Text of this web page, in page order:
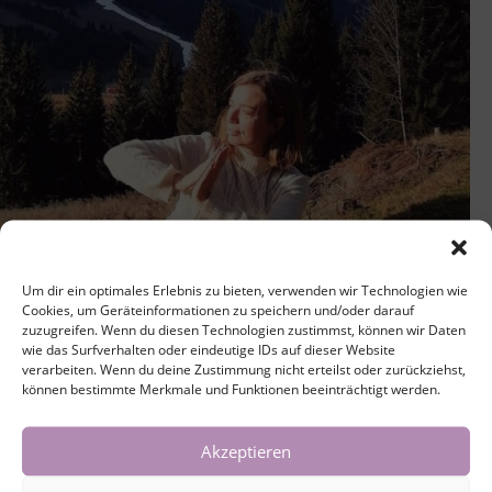
Um dir ein optimales Erlebnis zu bieten, verwenden wir Technologien wie
Cookies, um Geräteinformationen zu speichern und/oder darauf
zuzugreifen. Wenn du diesen Technologien zustimmst, können wir Daten
wie das Surfverhalten oder eindeutige IDs auf dieser Website
verarbeiten. Wenn du deine Zustimmung nicht erteilst oder zurückziehst,
können bestimmte Merkmale und Funktionen beeinträchtigt werden.
Akzeptieren
krankenkassenzertifizierter Yogakurs – 14. Januar – 18.
März 202610 x mittwochs, von 19:15 bis 20:45 Uhr